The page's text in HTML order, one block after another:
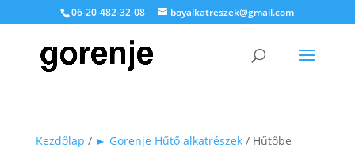
06-20-482-32-08 boyalkatreszek@gmail.com
Kezdőlap / ► Gorenje Hűtő alkatrészek/ Hűtőbe